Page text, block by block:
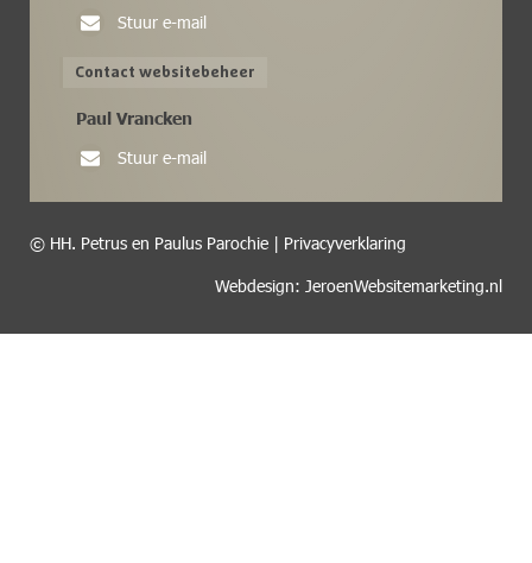
Stuur e-mail
Contact websitebeheer
Paul Vrancken
Stuur e-mail
© HH. Petrus en Paulus Parochie | Privacyverklaring
Webdesign: JeroenWebsitemarketing.nl